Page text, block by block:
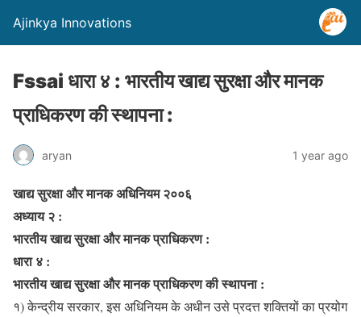
Ajinkya Innovations
Fssai धारा ४ : भारतीय खाद्य सुरक्षा और मानक
प्राधिकरण की स्थापना :
aryan 1 year ago
खाद्य सुरक्षा और मानक अधिनियम २००६
अध्याय २ :
भारतीय खाद्य सुरक्षा और मानक प्राधिकरण :
धारा ४ :
भारतीय खाद्य सुरक्षा और मानक प्राधिकरण की स्थापना :
१) केन्द्रीय सरकार, इस अधिनियम के अधीन उसे प्रदत्त शक्तियों का प्रयोग